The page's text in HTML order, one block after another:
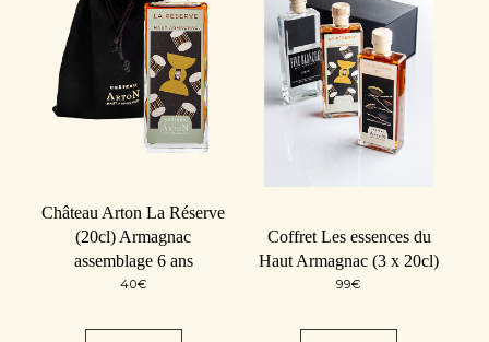
Château Arton La Réserve
(20cl) Armagnac
assemblage 6 ans
40€
Coffret Les essences du
Haut Armagnac (3 x 20cl)
99€